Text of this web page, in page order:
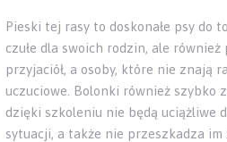
Pieski tej rasy to doskonałe psy do
czułe dla swoich rodzin, ale
przyjaciół, a osoby, które nie znają
uczuciowe. Bolonki również szybko
dzięki szkoleniu nie będą uciążliwe
sytuacji, a także nie przeszkadza im